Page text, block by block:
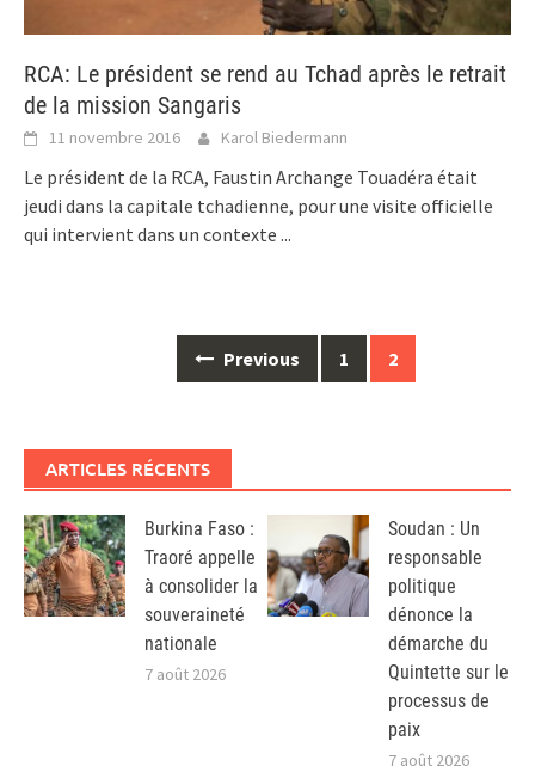
RCA: Le président se rend au Tchad après le retrait
de la mission Sangaris
11 novembre 2016 Karol Biedermann
Le président de la RCA, Faustin Archange Touadéra était
jeudi dans la capitale tchadienne, pour une visite officielle
qui intervient dans un contexte ...
Previous 1 2
ARTICLES RÉCENTS
Burkina Faso :
Traoré appelle
à consolider la
souveraineté
nationale
7 août 2026
Soudan : Un
responsable
politique
dénonce la
démarche du
Quintette sur le
processus de
paix
7 août 2026